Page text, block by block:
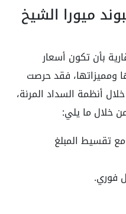
ميورا الشيخ
بأن تكون أسعار
ومميزاتها، فقد حرصت
أنظمة السداد المرنة،
خلال ما يلي:
مقدم حجز 10% مع تقسيط المبلغ
فوري.